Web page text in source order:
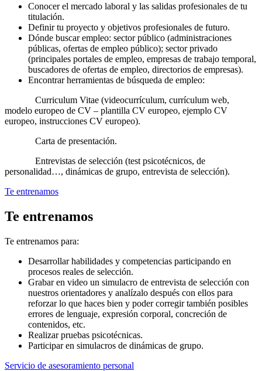
Conocer el mercado laboral y las salidas profesionales de tu
titulación.
Definir tu proyecto y objetivos profesionales de futuro.
Dónde buscar empleo: sector público (administraciones
públicas, ofertas de empleo público); sector privado
(principales portales de empleo, empresas de trabajo temporal,
buscadores de ofertas de empleo, directorios de empresas).
Encontrar herramientas de búsqueda de empleo:
Curriculum Vitae (videocurrículum, currículum web,
modelo europeo de CV – plantilla CV europeo, ejemplo CV
europeo, instrucciones CV europeo).
Carta de presentación.
Entrevistas de selección (test psicotécnicos, de
personalidad…, dinámicas de grupo, entrevista de selección).
Te entrenamos
Te entrenamos
Te entrenamos para:
Desarrollar habilidades y competencias participando en
procesos reales de selección.
Grabar en video un simulacro de entrevista de selección con
nuestros orientadores y analízalo después con ellos para
reforzar lo que haces bien y poder corregir también posibles
errores de lenguaje, expresión corporal, concreción de
contenidos, etc.
Realizar pruebas psicotécnicas.
Participar en simulacros de dinámicas de grupo.
Servicio de asesoramiento personal